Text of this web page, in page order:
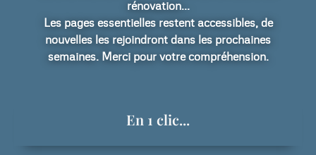
rénovation...
Les pages essentielles restent accessibles, de
nouvelles les rejoindront dans les prochaines
semaines. Merci pour votre compréhension.
En 1 clic...